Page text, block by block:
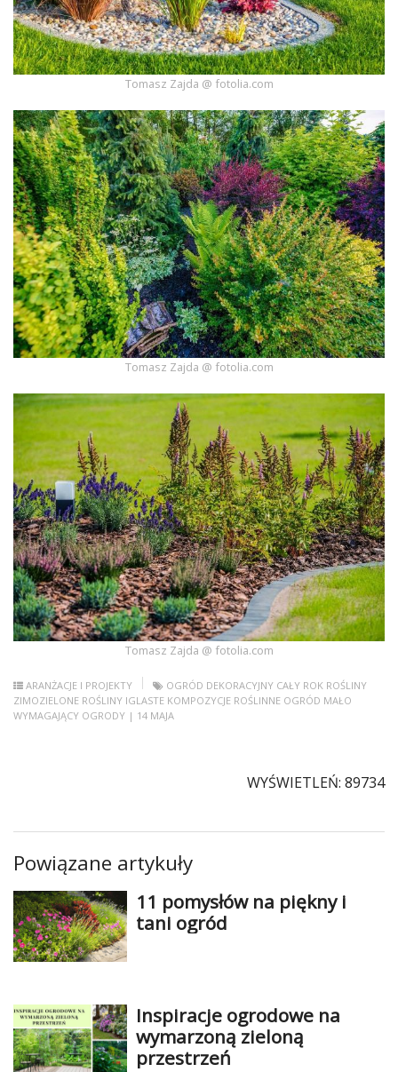
Tomasz Zajda @ fotolia.com
Tomasz Zajda @ fotolia.com
Tomasz Zajda @ fotolia.com
ARANŻACJE I PROJEKTY OGRÓD DEKORACYJNY CAŁY ROK ROŚLINY
ZIMOZIELONE ROŚLINY IGLASTE KOMPOZYCJE ROŚLINNE OGRÓD MAŁO
WYMAGAJĄCY OGRODY | 14 MAJA
WYŚWIETLEŃ: 89734
Powiązane artykuły
11 pomysłów na piękny i
tani ogród
Inspiracje ogrodowe na
wymarzoną zieloną
przestrzeń